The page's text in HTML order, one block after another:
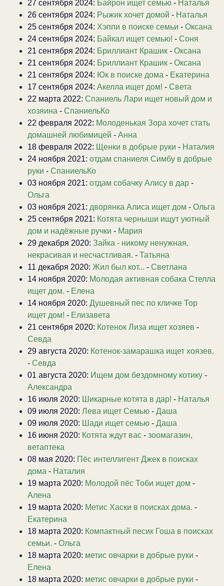
27 сентября 2024: Байрон ищет семью - Наталья
26 сентября 2024: Рыжик хочет домой - Наталья
25 сентября 2024: Хэппи в поиске семьи - Оксана
24 сентября 2024: Байкал ищет семью! - Соня
21 сентября 2024: Бриллиант Крашик - Оксана
21 сентября 2024: Бриллиант Крашик - Оксана
21 сентября 2024: Юк в поиске дома - Екатерина
17 сентября 2024: Акелла ищет дом! - Света
22 марта 2022: Спаниель Лари ищет новый дом и
хозяина - СпаниельКо
22 февраля 2022: Молоденькая Зора хочет стать
домашней любимицей - Анна
18 февраля 2022: Щенки в добрые руки - Наталия
24 ноября 2021: отдам спаниеля Симбу в добрые
руки - СпаниельКо
03 ноября 2021: отдам собачку Алису в дар -
Ольга
03 ноября 2021: дворянка Алиса ищет дом - Ольга
25 сентября 2021: Котята черныши ищут уютный
дом и надёжные ручки - Мария
29 декабря 2020: Зайка - никому ненужная,
некрасивая и несчастливая. - Татьяна
11 декабря 2020: Жил был кот... - Светлана
14 ноября 2020: Молодая активная собака Стелла
ищет дом. - Елена
14 ноября 2020: Душевный пес по кличке Тор
ищет дом! - Елизавета
21 сентября 2020: Котенок Лиза ищет хозяев -
Севда
29 августа 2020: Котенок-замарашка ищет хоязев.
- Севда
01 августа 2020: Ищем дом бездомному котику -
Александра
16 июля 2020: Шикарные котята в дар! - Наталья
09 июля 2020: Лева ищет Семью - Даша
09 июля 2020: Шади ищет семью - Даша
16 июня 2020: Котята ждут вас - зоомагазин,
ветаптека
08 мая 2020: Пёс интеллигент Джек в поисках
дома - Наталия
19 марта 2020: Молодой пёс Тоби ищет дом -
Алена
19 марта 2020: Метис Хаски в поисках дома. -
Екатерина
18 марта 2020: Компактный песик Гоша в поисках
семьи. - Ольга
18 марта 2020: метис овчарки в добрые руки -
Елена
18 марта 2020: метис овчарки в добрые руки -